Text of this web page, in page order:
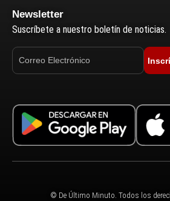
Newsletter
Suscríbete a nuestro boletín de noticias.
© De Último Minuto. Todos los